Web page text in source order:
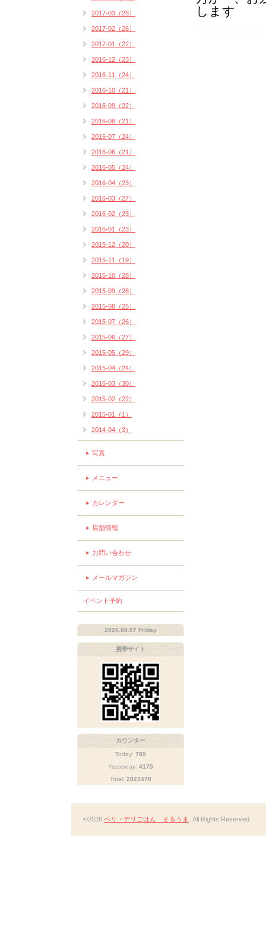
します
2017-03（28）
2017-02（26）
2017-01（22）
2016-12（23）
2016-11（24）
2016-10（21）
2016-09（22）
2016-08（21）
2016-07（24）
2016-06（21）
2016-05（24）
2016-04（23）
2016-03（27）
2016-02（23）
2016-01（23）
2015-12（20）
2015-11（19）
2015-10（28）
2015-09（28）
2015-08（25）
2015-07（26）
2015-06（27）
2015-05（29）
2015-04（24）
2015-03（30）
2015-02（22）
2015-01（1）
2014-04（3）
写真
メニュー
カレンダー
店舗情報
お問い合わせ
メールマガジン
イベント予約
2026.08.07 Friday
携帯サイト
カウンター
Today: 789
Yesterday: 4175
Total: 2823478
©2026 ベリ・デリごはん まるうま . All Rights Reserved.